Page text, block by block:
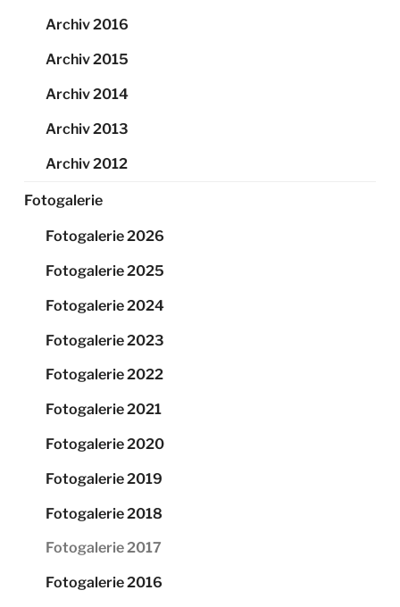
Archiv 2016
Archiv 2015
Archiv 2014
Archiv 2013
Archiv 2012
Fotogalerie
Fotogalerie 2026
Fotogalerie 2025
Fotogalerie 2024
Fotogalerie 2023
Fotogalerie 2022
Fotogalerie 2021
Fotogalerie 2020
Fotogalerie 2019
Fotogalerie 2018
Fotogalerie 2017
Fotogalerie 2016